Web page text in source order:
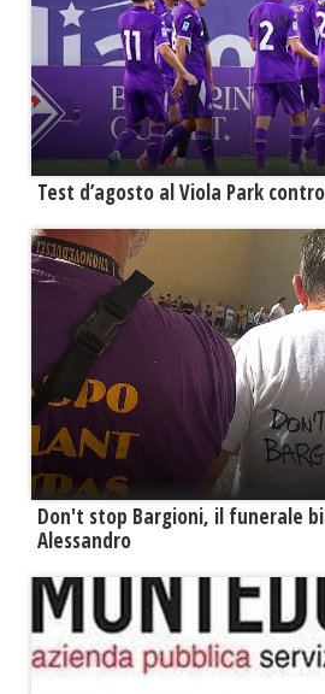
Test d’agosto al Viola Park
Don't stop Bargioni, il funerale
Alessandro